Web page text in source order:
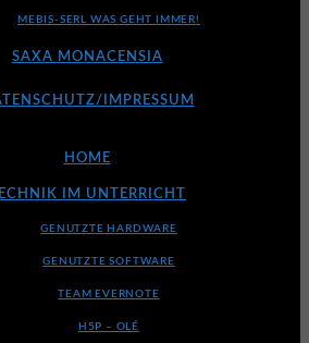
MEBIS-SERL WAS GEHT IMMER!
SAXA MONACENSIA
IMPRESSUM
HOME
IM UNTERRICHT
GENUTZTE HARDWARE
GENUTZTE SOFTWARE
TEAM EVERNOTE
H5P – OLÉ